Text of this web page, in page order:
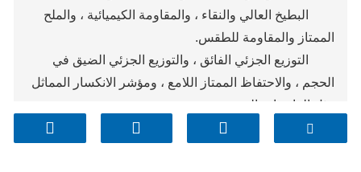
البطيخ العالي والنقاء ، والمقاومة الكيميائية ، والملح
الممتاز والمقاومة للطقس.
التوزيع الجزئي الفائق ، والتوزيع الجزئي الضيق في
الحجم ، والاحتفاظ الممتاز اللامع ، ومؤشر الانكسار المماثل
مثل الراتنجات العضوية.
إنه مناسب تمامًا لطلاء المسحوق والبلاستيك الحراري